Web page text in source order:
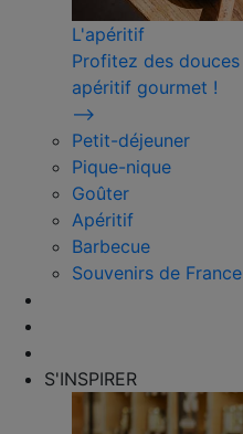
L'apéritif
Profitez des douces
apéritif gourmet !
⟶
Petit-déjeuner
Pique-nique
Goûter
Apéritif
Barbecue
Souvenirs de France
S'INSPIRER